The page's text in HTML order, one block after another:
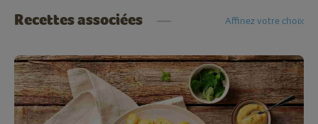
Recettes associées Affinez votre choix